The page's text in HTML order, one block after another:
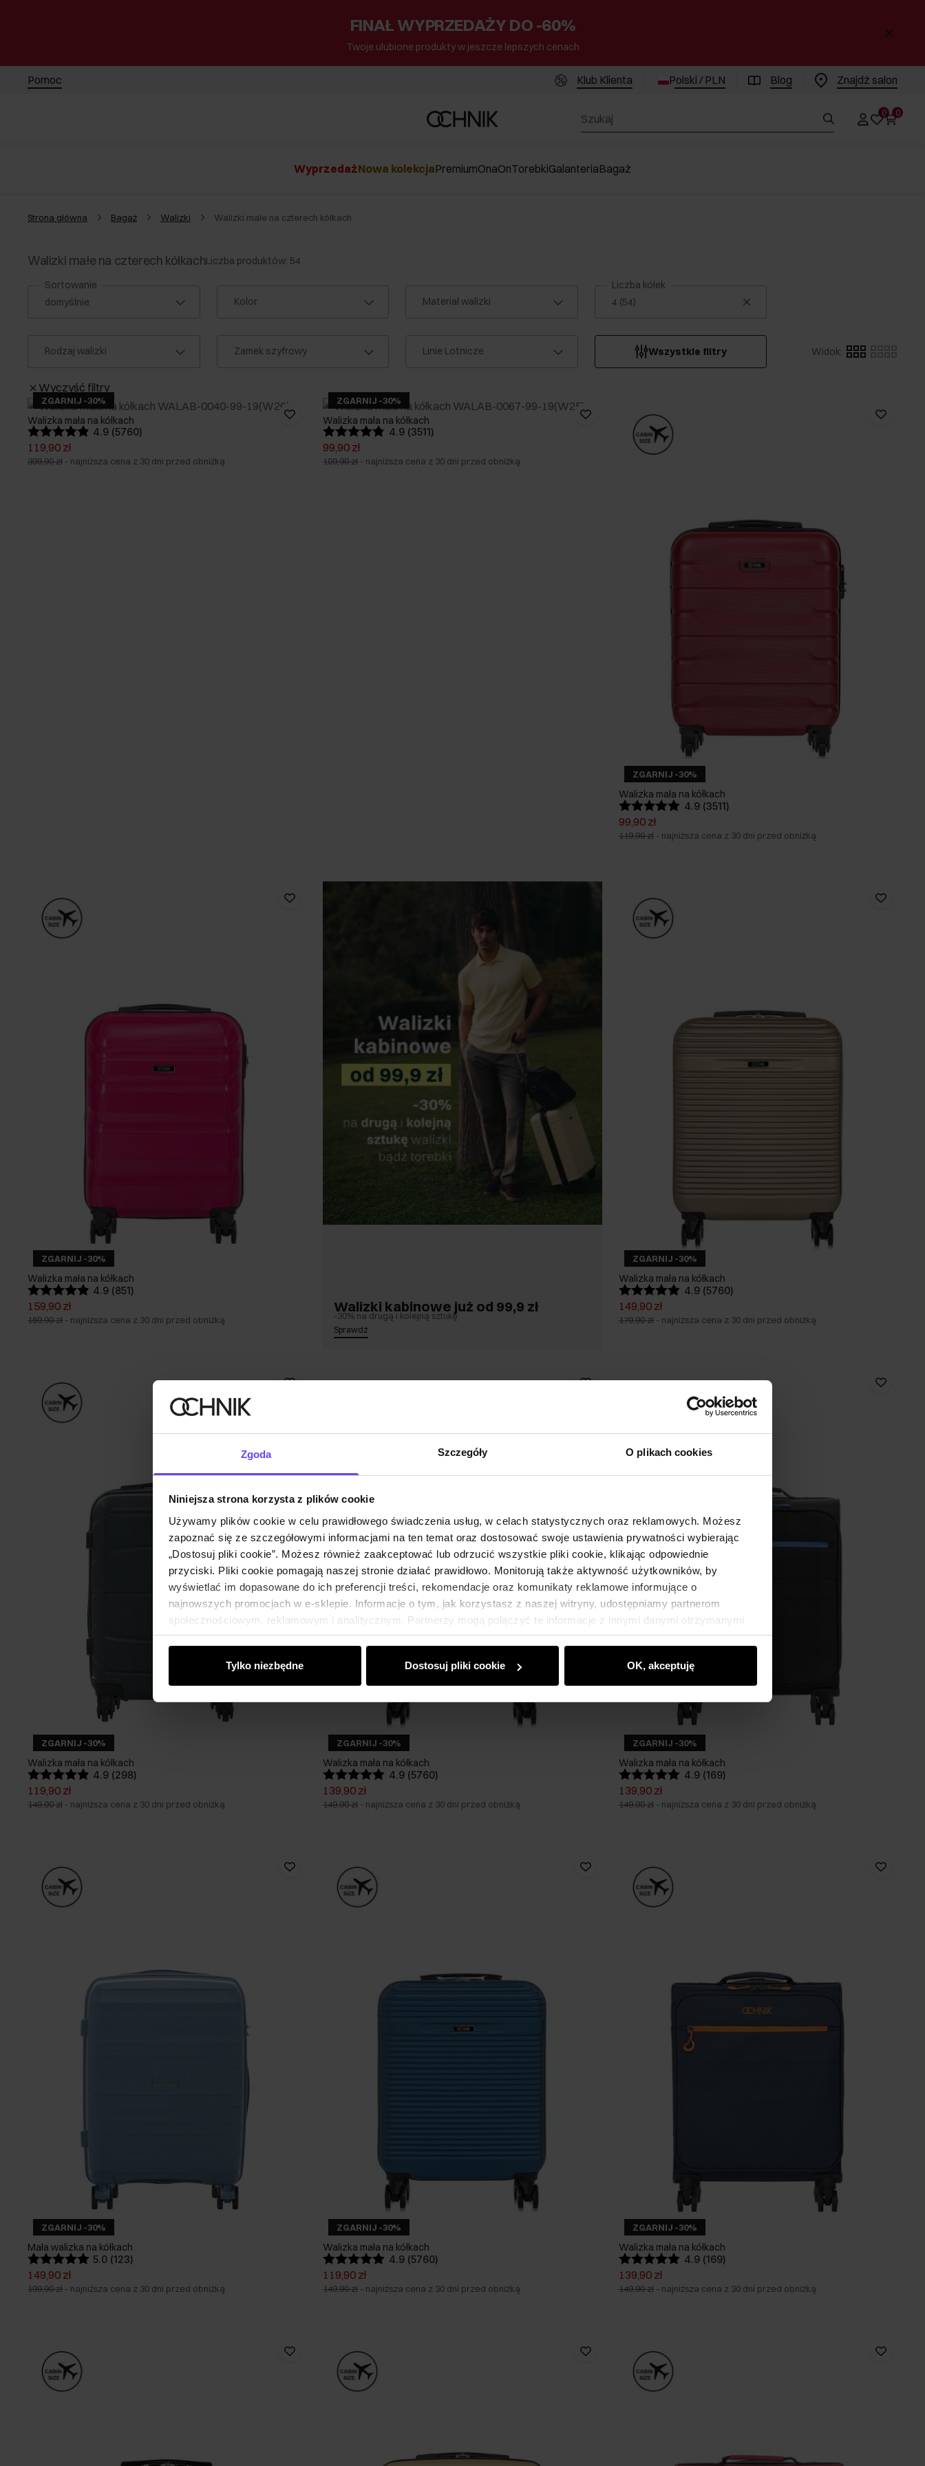
Zgoda Szczegóły O plikach cookies
Niniejsza strona korzysta z plików cookie
Używamy plików cookie w celu prawidłowego świadczenia usług, w celach statystycznych oraz reklamowych. Możesz
zapoznać się ze szczegółowymi informacjami na ten temat oraz dostosować swoje ustawienia prywatności wybierając
„Dostosuj pliki cookie”. Możesz również zaakceptować lub odrzucić wszystkie pliki cookie, klikając odpowiednie
przyciski. Pliki cookie pomagają naszej stronie działać prawidłowo. Monitorują także aktywność użytkowników, by
wyświetlać im dopasowane do ich preferencji treści, rekomendacje oraz komunikaty reklamowe informujące o
najnowszych promocjach w e-sklepie. Informacje o tym, jak korzystasz z naszej witryny, udostępniamy partnerom
społecznościowym, reklamowym i analitycznym. Partnerzy mogą połączyć te informacje z innymi danymi otrzymanymi
od Ciebie lub uzyskanymi podczas korzystania z ich usług.
Tylko niezbędne Dostosuj pliki cookie OK, akceptuję
FINAŁ WYPRZEDAŻY DO -60%
Twoje ulubione produkty w jeszcze lepszych cenach
Pomoc Klub Klienta Polski / PLN Blog Znajdż salon
0 0
WyprzedażNowa kolekcjaPremiumOnaOnTorebkiGalanteriaBagaż
Strona główna Bagaż Walizki Walizki małe na czterech kółkach
Walizki małe na czterech kółkachLiczba produktów: 54
Sortowanie
Kolor
Materiał walizki
Liczba kółek
Rodzaj walizki Zamek szyfrowy Linie Lotnicze Wszystkie filtry
Wyczyść filtry
Widok:
ZGARNIJ -30%
Walizka mała na kółkach
4.9 (5760)
119,90 zł
399,90 zł - najniższa cena z 30 dni przed obniżką
ZGARNIJ -30%
Walizka mała na kółkach
4.9 (3511)
99,90 zł
109,90 zł - najniższa cena z 30 dni przed obniżką
ZGARNIJ -30%
Walizka mała na kółkach
4.9 (3511)
99,90 zł
119,90 zł - najniższa cena z 30 dni przed obniżką
ZGARNIJ -30%
Walizka mała na kółkach
4.9 (851)
159,90 zł
169,90 zł - najniższa cena z 30 dni przed obniżką
ZGARNIJ -30%
Walizka mała na kółkach
4.9 (5760)
149,90 zł
179,90 zł - najniższa cena z 30 dni przed obniżką
ZGARNIJ -30%
Walizka mała na kółkach
4.9 (298)
119,90 zł
149,90 zł - najniższa cena z 30 dni przed obniżką
ZGARNIJ -30%
Walizka mała na kółkach
4.9 (5760)
139,90 zł
149,90 zł - najniższa cena z 30 dni przed obniżką
ZGARNIJ -30%
Walizka mała na kółkach
4.9 (169)
139,90 zł
149,90 zł - najniższa cena z 30 dni przed obniżką
ZGARNIJ -30%
Mała walizka na kółkach
5.0 (123)
149,90 zł
199,90 zł - najniższa cena z 30 dni przed obniżką
ZGARNIJ -30%
Walizka mała na kółkach
4.9 (5760)
119,90 zł
149,90 zł - najniższa cena z 30 dni przed obniżką
ZGARNIJ -30%
Walizka mała na kółkach
4.9 (169)
139,90 zł
149,90 zł - najniższa cena z 30 dni przed obniżką
Walizki kabinowe już od 99,9 zł
-30% na drugą i kolejną sztukę
Sprawdź